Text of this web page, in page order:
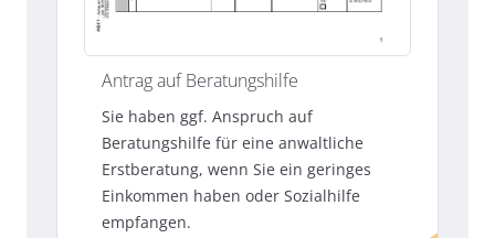
Antrag auf Beratungshilfe
Sie haben ggf. Anspruch auf
Beratungshilfe für eine anwaltliche
Erstberatung, wenn Sie ein geringes
Einkommen haben oder Sozialhilfe
empfangen.